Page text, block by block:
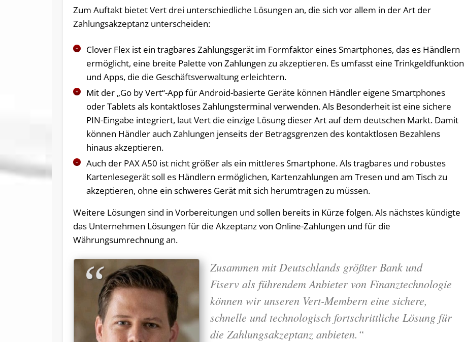
Zum Auftakt bietet Vert drei unterschiedliche Lösungen an, die sich vor allem in der Art der
Zahlungsakzeptanz unterscheiden:
Clover Flex ist ein tragbares Zahlungsgerät im Formfaktor eines Smartphones, das es Händlern
ermöglicht, eine breite Palette von Zahlungen zu akzeptieren. Es umfasst eine Trinkgeldfunktion
und Apps, die die Geschäftsverwaltung erleichtern.
Mit der „Go by Vert“-App für Android-basierte Geräte können Händler eigene Smartphones
oder Tablets als kontaktloses Zahlungsterminal verwenden. Als Besonderheit ist eine sichere
PIN-Eingabe integriert, laut Vert die einzige Lösung dieser Art auf dem deutschen Markt. Damit
können Händler auch Zahlungen jenseits der Betragsgrenzen des kontaktlosen Bezahlens
hinaus akzeptieren.
Auch der PAX A50 ist nicht größer als ein mittleres Smartphone. Als tragbares und robustes
Kartenlesegerät soll es Händlern ermöglichen, Kartenzahlungen am Tresen und am Tisch zu
akzeptieren, ohne ein schweres Gerät mit sich herumtragen zu müssen.
Weitere Lösungen sind in Vorbereitungen und sollen bereits in Kürze folgen. Als nächstes kündigte
das Unternehmen Lösungen für die Akzeptanz von Online-Zahlungen und für die
Währungsumrechnung an.
Zusammen mit Deutschlands größter Bank und
Fiserv als führendem Anbieter von Finanztechnologie
können wir unseren Vert-Membern eine sichere,
schnelle und technologisch fortschrittliche Lösung für
die Zahlungsakzeptanz anbieten.“